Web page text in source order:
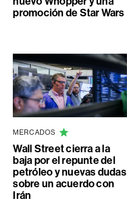
promoción de Star Wars
MERCADOS
Wall Street cierra a la
baja por el repunte del
petróleo y nuevas dudas
sobre un acuerdo con
Irán